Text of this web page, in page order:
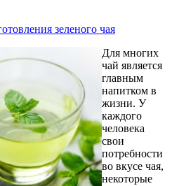
зеленого чая
Для многих
чай является
главным
напитком в
жизни. У
каждого
человека
свои
потребности
во вкусе чая,
некоторые